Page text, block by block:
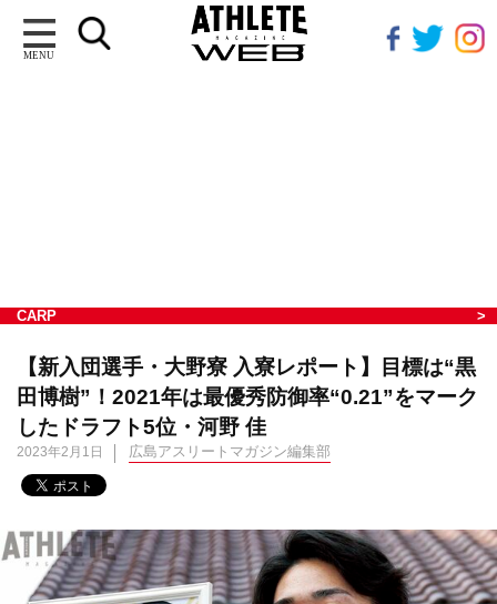
MENU
CARP
【新入団選手・大野寮 入寮レポート】目標は“黒
田博樹”！2021年は最優秀防御率“0.21”をマーク
したドラフト5位・河野 佳
2023年2月1日 広島アスリートマガジン編集部